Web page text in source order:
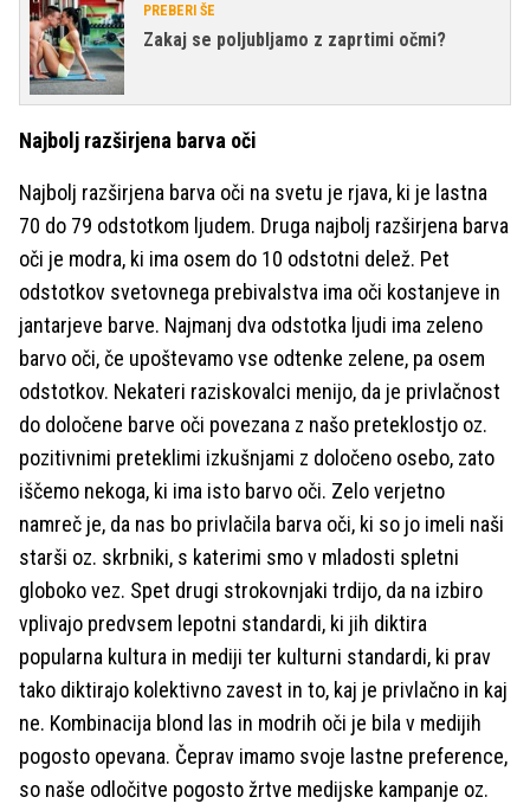
PREBERI ŠE
Zakaj se poljubljamo z zaprtimi očmi?
Najbolj razširjena barva oči
Najbolj razširjena barva oči na svetu je rjava, ki je lastna
70 do 79 odstotkom ljudem. Druga najbolj razširjena barva
oči je modra, ki ima osem do 10 odstotni delež. Pet
odstotkov svetovnega prebivalstva ima oči kostanjeve in
jantarjeve barve. Najmanj dva odstotka ljudi ima zeleno
barvo oči, če upoštevamo vse odtenke zelene, pa osem
odstotkov. Nekateri raziskovalci menijo, da je privlačnost
do določene barve oči povezana z našo preteklostjo oz.
pozitivnimi preteklimi izkušnjami z določeno osebo, zato
iščemo nekoga, ki ima isto barvo oči. Zelo verjetno
namreč je, da nas bo privlačila barva oči, ki so jo imeli naši
starši oz. skrbniki, s katerimi smo v mladosti spletni
globoko vez. Spet drugi strokovnjaki trdijo, da na izbiro
vplivajo predvsem lepotni standardi, ki jih diktira
popularna kultura in mediji ter kulturni standardi, ki prav
tako diktirajo kolektivno zavest in to, kaj je privlačno in kaj
ne. Kombinacija blond las in modrih oči je bila v medijih
pogosto opevana. Čeprav imamo svoje lastne preference,
so naše odločitve pogosto žrtve medijske kampanje oz.